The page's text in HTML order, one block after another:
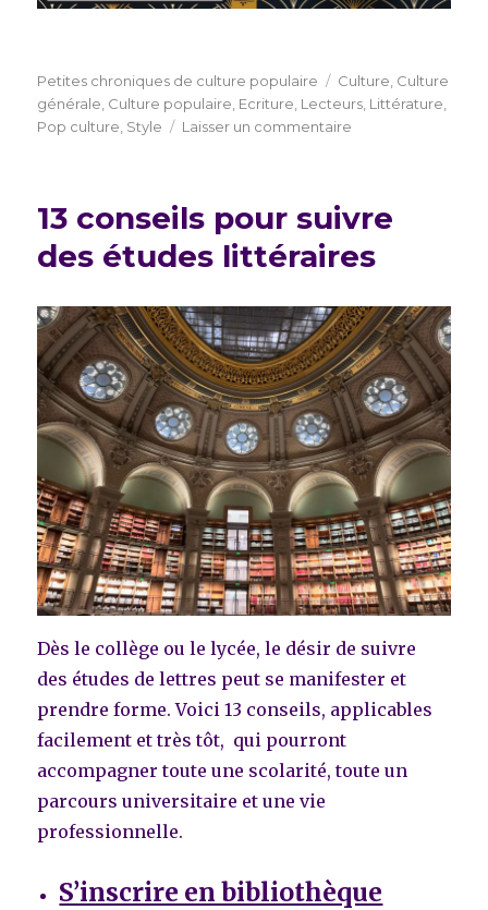
Catégories
Petites chroniques de culture populaire Étiquettes
Culture Culture
générale Culture populaire Ecriture Lecteurs Littérature
Pop culture Style Laisser un commentaire
culture
13 conseils pour suivre
des études littéraires
Dès le collège ou le lycée, le désir de suivre
des études de lettres peut se manifester et
prendre forme. Voici 13 conseils, applicables
facilement et très tôt, qui pourront
accompagner toute une scolarité, toute un
parcours universitaire et une vie
professionnelle.
S’inscrire en bibliothèque